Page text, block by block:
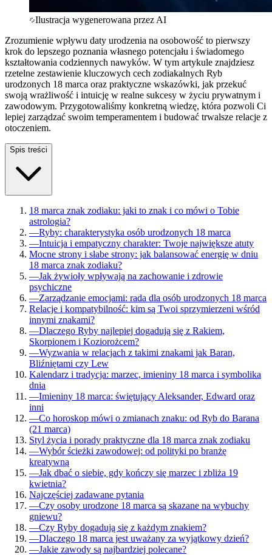
Ilustracja wygenerowana przez AI
Zrozumienie wpływu daty urodzenia na osobowość to pierwszy
krok do lepszego poznania własnego potencjału i świadomego
kształtowania codziennych nawyków. W tym artykule znajdziesz
rzetelne zestawienie kluczowych cech zodiakalnych Ryb
urodzonych 18 marca oraz praktyczne wskazówki, jak przekuć
swoją wrażliwość i intuicję w realne sukcesy w życiu prywatnym i
zawodowym. Przygotowaliśmy konkretną wiedzę, która pozwoli Ci
lepiej zarządzać swoim temperamentem i budować trwalsze relacje z
otoczeniem.
Spis treści
18 marca znak zodiaku: jaki to znak i co mówi o Tobie
astrologia?
—Ryby: charakterystyka osób urodzonych 18 marca
—Intuicja i empatyczny charakter: Twoje największe atuty
Mocne strony i słabe strony: jak balansować energię w dniu
18 marca znak zodiaku?
—Jak żywioły wpływają na zachowanie i zdrowie
psychiczne
—Zarządzanie emocjami: rada dla osób urodzonych 18 marca
Relacje i kompatybilność: kim są Twoi sprzymierzeni wśród
innymi znakami?
—Dlaczego Ryby najlepiej dogadują się z Rakiem,
Skorpionem i Koziorożcem?
—Wyzwania w relacjach z takimi znakami jak Baran,
Bliźniętami czy Lew
Kalendarz i tradycja: marzec, imieniny 18 marca i symbolika
dnia
—Imieniny 18 marca: świętujący Aleksander, Edward oraz
inni
—Co horoskop mówi o zmianach znaku: od Ryb do Barana
(21 marca)
Styl życia i porady praktyczne dla 18 marca znak zodiaku
—Wybór ścieżki zawodowej: od polityki po branżę
kreatywną
—Jak dbać o siebie, gdy kończy się marzec i zbliża 19
kwietnia?
Najczęściej zadawane pytania
—Czy osoby urodzone 18 marca są skazane na wybuchy
gniewu?
—Czy Ryby dogadują się z każdym znakiem?
—Dlaczego 18 marca jest uważany za wyjątkowy dzień?
—Jakie zawody są najbardziej polecane?